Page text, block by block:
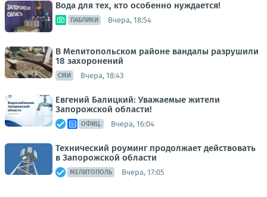
Вода для тех, кто особенно нуждается!
ПАБЛИКИ Вчера, 18:54
В Мелитопольском районе вандалы разрушили
18 захоронений
СМИ Вчера, 18:43
Евгений Балицкий: Уважаемые жители
Запорожской области!
ОФИЦ. Вчера, 16:04
Технический роуминг продолжает действовать
в Запорожской области
МЕЛИТОПОЛЬ Вчера, 17:05